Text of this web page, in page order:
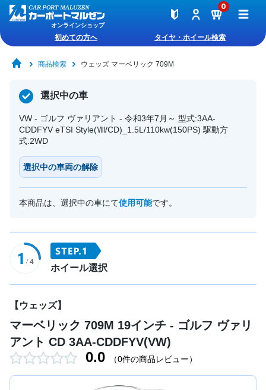
オンラインショップ
0
初めての方へ タイヤ・ホイール検索
商品検索 ウェッズ マーベリック 709M
選択中の車
VW - ゴルフ ヴァリアント - 令和3年7月～ 型式:3AA-
CDDFYV eTSI Style(Ⅷ/CD)_1.5L/110kw(150PS) 駆動方
式:2WD
選択中の車両の解除
本商品は、選択中の車にて使用可能です。
ホイール選択
【ウェッズ】
マーベリック 709M 19インチ - ゴルフ ヴァリ
アント CD 3AA-CDDFYV(VW)
0.0 （0件の商品レビュー）